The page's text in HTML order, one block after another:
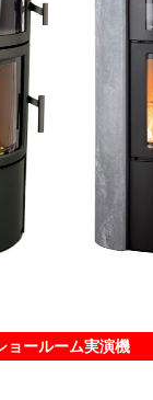
ョールーム実演機